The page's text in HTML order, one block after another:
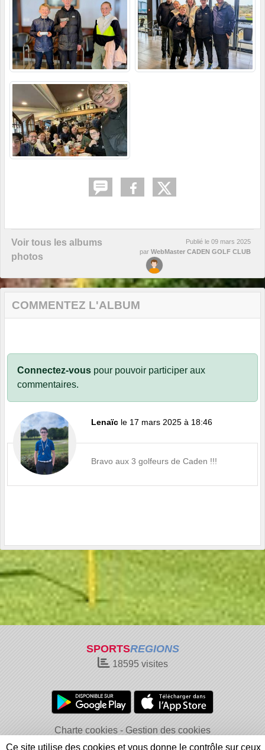
Voir tous les albums
photos
Publié le 09 mars 2025
par WebMaster CADEN GOLF CLUB
COMMENTEZ L'ALBUM
Connectez-vous pour pouvoir participer aux
commentaires.
Lenaïc le 17 mars 2025 à 18:46
Bravo aux 3 golfeurs de Caden !!!
SPORTSREGIONS
18595visites
Charte cookies
Gestion des cookies
Informations légales
Signaler un contenu inapproprié
Ce site utilise des cookies et vous donne le contrôle sur ceux